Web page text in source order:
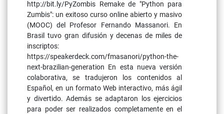
http://bit.ly/PyZombis Remake de "Python para
Zumbis": un exitoso curso online abierto y masivo
(MOOC) del Profesor Fernando Massanori. En
Brasil tuvo gran difusión y decenas de miles de
inscriptos:
https://speakerdeck.com/fmasanori/python-the-
next-brazilian-generation En esta nueva versión
colaborativa, se tradujeron los contenidos al
Español, en un formato Web interactivo, más ágil
y divertido. Además se adaptaron los ejercicios
para poder ser realizados completamente en el